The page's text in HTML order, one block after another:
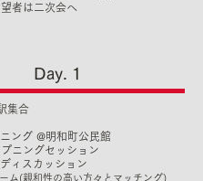
二次会へ
Day. 1
集合
ング @明和町公民館
ングセッション
ィスカッション
ム(親和性の高い方々とマッチング)